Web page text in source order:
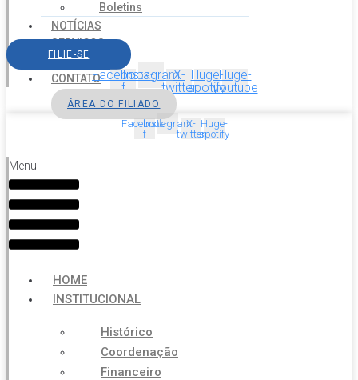
Boletins
NOTÍCIAS
SERVIÇOS
AGENDA
CONTATO
FILIE-SE
Facebook-
f
InstagramX-
twitter
Huge-
spotify
Huge-
youtube
ÁREA DO FILIADO
Facebook-
f
InstagramX-
twitter
Huge-
spotify
Menu
HOME
INSTITUCIONAL
Histórico
Coordenação
Financeiro